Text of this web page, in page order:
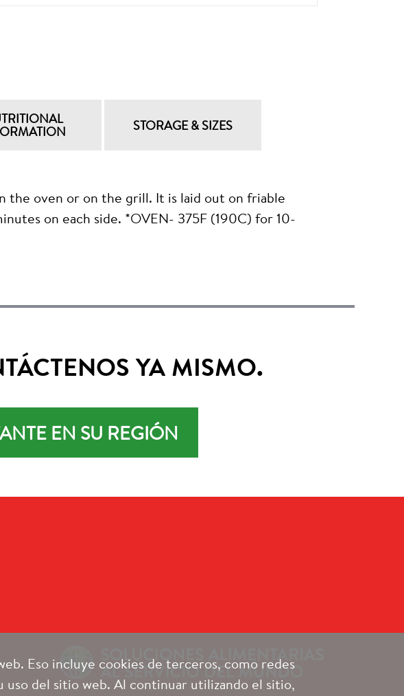
STORAGE & SIZES
the oven or on the grill. It is laid out on friable
on each side. *OVEN- 375F (190C) for 10-
YA MISMO.
EN SU REGIÓN
Eso incluye cookies de terceros, como redes
uso del sitio web. Al continuar utilizando el sitio,